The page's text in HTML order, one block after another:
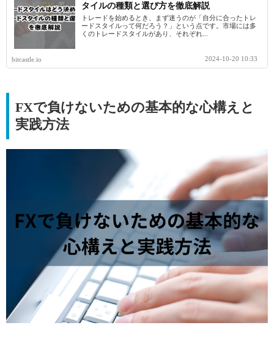
タイルの種類と選び方を徹底解説
トレードを始めるとき、まず迷うのが「自分に合ったトレ
ードスタイルって何だろう？」という点です。市場には多
くのトレードスタイルがあり、それぞれ...
bitcastle.io 2024-10-20 10:33
FXで負けないための基本的な心構えと
実践方法